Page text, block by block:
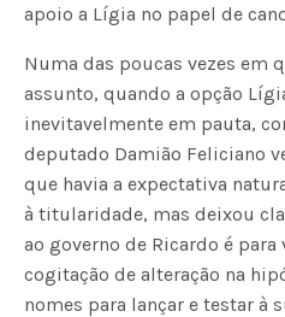
apoio a Lígia no papel de
Numa das poucas vezes em
assunto, quando a opção
inevitavelmente em pauta,
deputado Damião Feliciano
que havia a expectativa
à titularidade, mas deixou
ao governo de Ricardo é para
cogitação de alteração na
nomes para lançar e testar à